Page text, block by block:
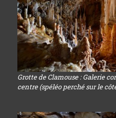
Grotte de Clamouse : Galerie
centre (spéléo perché sur le